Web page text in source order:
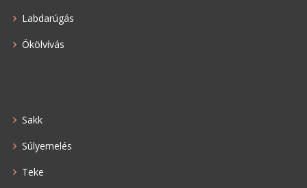
Labdarúgás
Ökölvívás
Sakk
Súlyemelés
Teke